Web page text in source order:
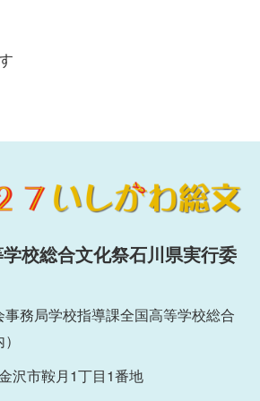
校総合文化祭石川県実行委
事務局学校指導課全国高等学校総合
沢市鞍月1丁目1番地